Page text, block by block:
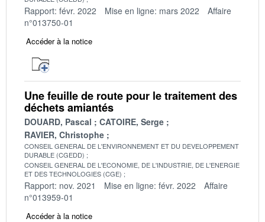
Rapport: févr. 2022 Mise en ligne: mars 2022
Affaire
n°013750-01
Accéder à la notice
Une feuille de route pour le traitement des
déchets amiantés
DOUARD, Pascal
CATOIRE, Serge
RAVIER, Christophe
CONSEIL GENERAL DE L'ENVIRONNEMENT ET DU DEVELOPPEMENT
DURABLE (CGEDD)
CONSEIL GENERAL DE L'ECONOMIE, DE L'INDUSTRIE, DE L'ENERGIE
ET DES TECHNOLOGIES (CGE)
Rapport: nov. 2021 Mise en ligne: févr. 2022
Affaire
n°013959-01
Accéder à la notice